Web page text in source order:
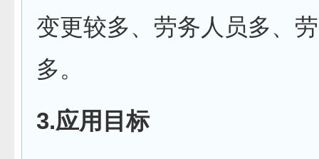
变更较多、劳务人员多、
多。
3.应用目标